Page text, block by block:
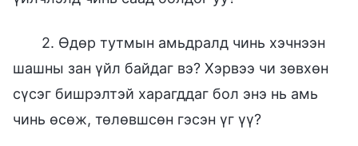
2. Өдөр тутмын амьдралд чинь хэчнээн
шашны зан үйл байдаг вэ? Хэрвээ чи зөвхөн
сүсэг бишрэлтэй харагддаг бол энэ нь амь
чинь өсөж, төлөвшсөн гэсэн үг үү?